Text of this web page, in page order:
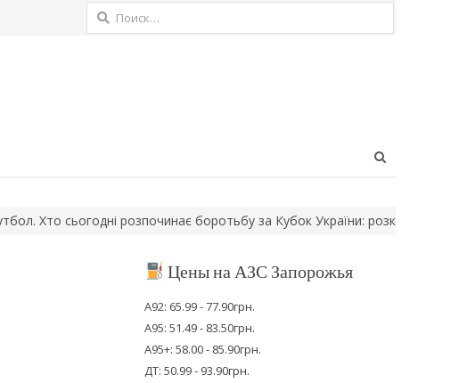
Найти:
сьогодні розпочинає боротьбу за Кубок України: розклад першого…
Цены на АЗС Запорожья
А92: 65.99 - 77.90грн.
А95: 51.49 - 83.50грн.
А95+: 58.00 - 85.90грн.
ДТ: 50.99 - 93.90грн.